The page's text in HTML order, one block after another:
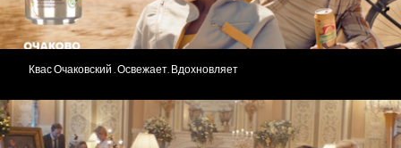
Квас Очаковский . Освежает. Вдохновляет